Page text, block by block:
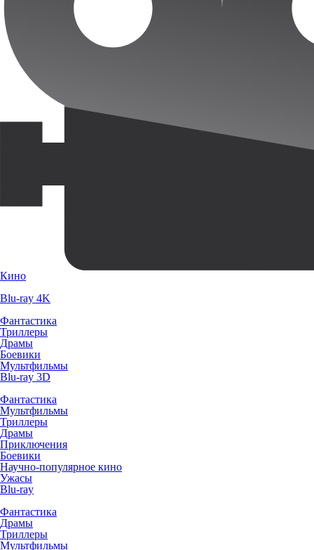
Кино
Blu-ray 4K
Фантастика
Триллеры
Драмы
Боевики
Мультфильмы
Blu-ray 3D
Фантастика
Мультфильмы
Триллеры
Драмы
Приключения
Боевики
Научно-популярное кино
Ужасы
Blu-ray
Фантастика
Драмы
Триллеры
Мультфильмы